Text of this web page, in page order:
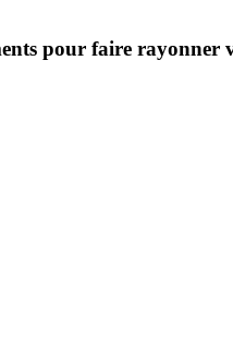
pour faire